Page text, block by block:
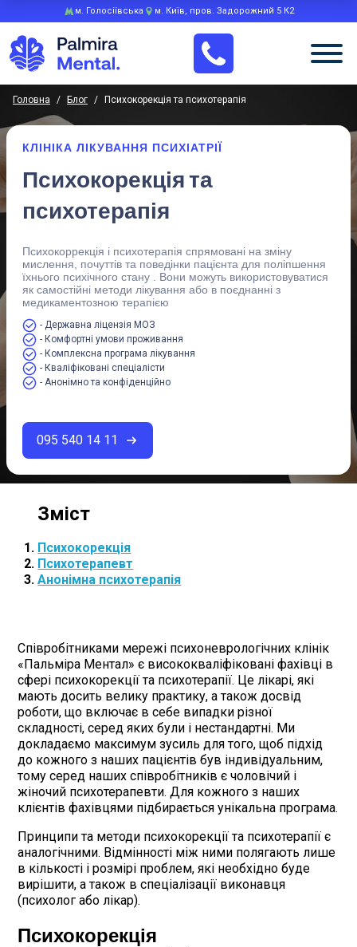
м. Голосіївська м. Київ, пров. Задорожний 5 К2
Головна / Блог / Психокорекція та психотерапія
КЛІНІКА ЛІКУВАННЯ ПСИХІАТРІЇ
Психокорекція та
психотерапія
Психокоррекція і психотерапія спрямовані на зміну
мислення, почуттів та поведінки пацієнта для поліпшення
їхнього психічного стану . Вони можуть використовуватися
як самостійні методи лікування або в поєднанні з
медикаментозною терапією
- Державна ліцензія МОЗ
- Комфортні умови проживання
- Комплексна програма лікування
- Кваліфіковані спеціалісти
- Анонімно та конфіденційно
095 540 14 11
Психокорекція
Психотерапевт
Анонімна психотерапія
Співробітниками мережі психоневрологічних клінік
«Пальміра Ментал» є висококваліфіковані фахівці в
сфері психокорекції та психотерапії. Це лікарі, які
мають досить велику практику, а також досвід
роботи, що включає в себе випадки різної
складності, серед яких були і нестандартні. Ми
докладаємо максимум зусиль для того, щоб підхід
до кожного з наших пацієнтів був індивідуальним,
тому серед наших співробітників є чоловічий і
жіночий психотерапевти. Для кожного з наших
клієнтів фахівцями підбирається унікальна програма.
Принципи та методи психокорекції та психотерапії є
аналогічними. Відмінності між ними полягають лише
в кількості і розмірі проблем, які необхідно буде
вирішити, а також в спеціалізації виконавця
(психолог або лікар).
Психокорекція